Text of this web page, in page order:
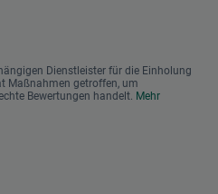
Dienstleister für die Einholung
Maßnahmen getroffen, um
Bewertungen handelt. Mehr